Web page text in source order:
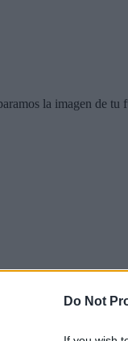
Do Not
la imagen de tu